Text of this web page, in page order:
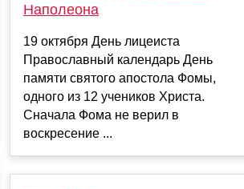
Наполеона
19 октября День лицеиста
Православный календарь День
памяти святого апостола Фомы,
одного из 12 учеников Христа.
Сначала Фома не верил в
воскресение ...